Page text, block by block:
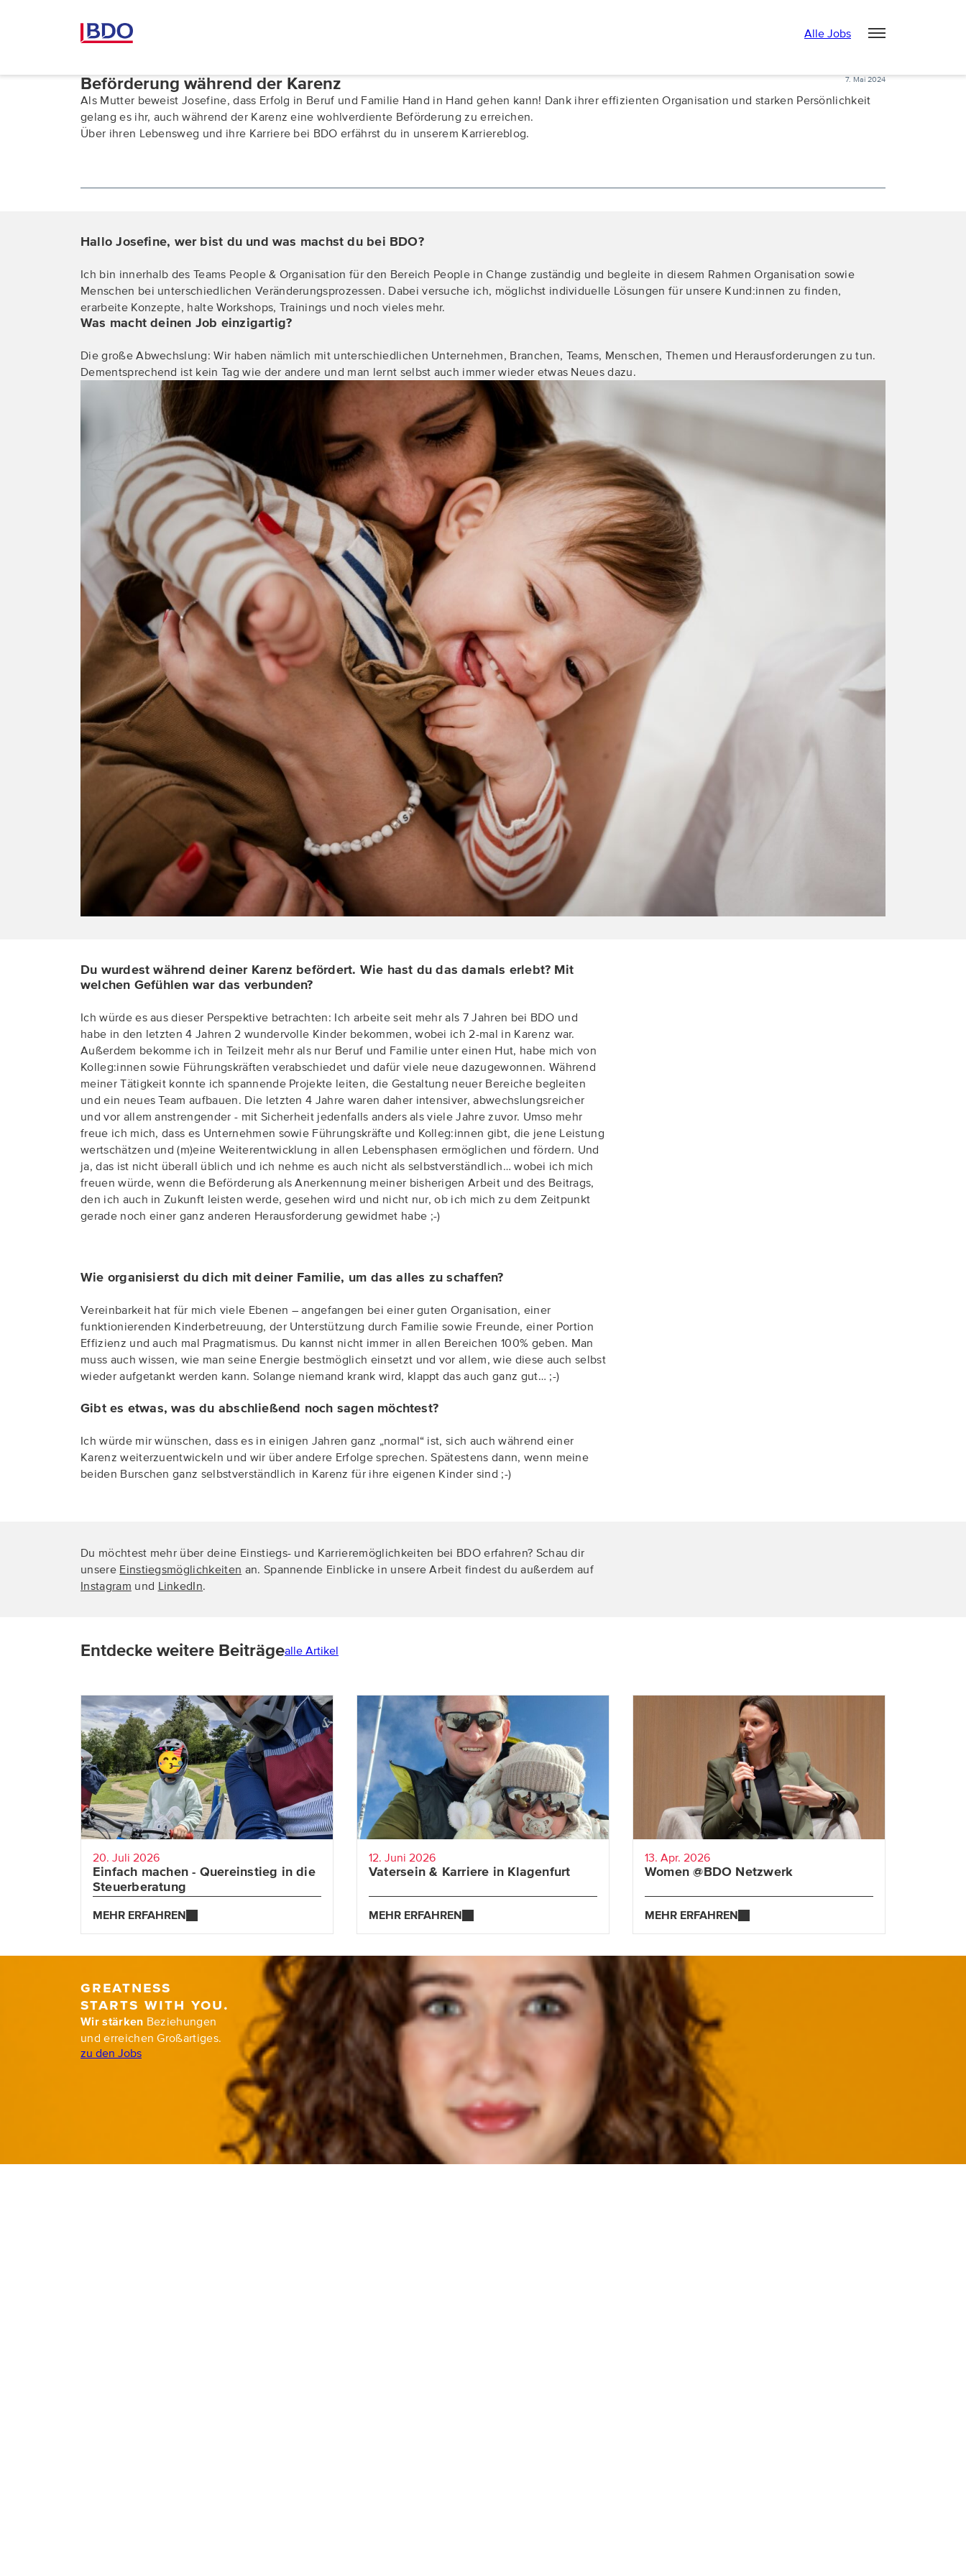
Alle Jobs
Beförderung während der Karenz 7. Mai 2024
Als Mutter beweist Josefine, dass Erfolg in Beruf und Familie Hand in Hand gehen kann! Dank ihrer effizienten Organisation und starken Persönlichkeit
gelang es ihr, auch während der Karenz eine wohlverdiente Beförderung zu erreichen.
Über ihren Lebensweg und ihre Karriere bei BDO erfährst du in unserem Karriereblog.
Hallo Josefine, wer bist du und was machst du bei BDO?
Ich bin innerhalb des Teams People & Organisation für den Bereich People in Change zuständig und begleite in diesem Rahmen Organisation sowie
Menschen bei unterschiedlichen Veränderungsprozessen. Dabei versuche ich, möglichst individuelle Lösungen für unsere Kund:innen zu finden,
erarbeite Konzepte, halte Workshops, Trainings und noch vieles mehr.
Was macht deinen Job einzigartig?
Die große Abwechslung: Wir haben nämlich mit unterschiedlichen Unternehmen, Branchen, Teams, Menschen, Themen und Herausforderungen zu tun.
Dementsprechend ist kein Tag wie der andere und man lernt selbst auch immer wieder etwas Neues dazu.
Du wurdest während deiner Karenz befördert. Wie hast du das damals erlebt? Mit
welchen Gefühlen war das verbunden?
Ich würde es aus dieser Perspektive betrachten: Ich arbeite seit mehr als 7 Jahren bei BDO und
habe in den letzten 4 Jahren 2 wundervolle Kinder bekommen, wobei ich 2-mal in Karenz war.
Außerdem bekomme ich in Teilzeit mehr als nur Beruf und Familie unter einen Hut, habe mich von
Kolleg:innen sowie Führungskräften verabschiedet und dafür viele neue dazugewonnen. Während
meiner Tätigkeit konnte ich spannende Projekte leiten, die Gestaltung neuer Bereiche begleiten
und ein neues Team aufbauen. Die letzten 4 Jahre waren daher intensiver, abwechslungsreicher
und vor allem anstrengender - mit Sicherheit jedenfalls anders als viele Jahre zuvor. Umso mehr
freue ich mich, dass es Unternehmen sowie Führungskräfte und Kolleg:innen gibt, die jene Leistung
wertschätzen und (m)eine Weiterentwicklung in allen Lebensphasen ermöglichen und fördern. Und
ja, das ist nicht überall üblich und ich nehme es auch nicht als selbstverständlich… wobei ich mich
freuen würde, wenn die Beförderung als Anerkennung meiner bisherigen Arbeit und des Beitrags,
den ich auch in Zukunft leisten werde, gesehen wird und nicht nur, ob ich mich zu dem Zeitpunkt
gerade noch einer ganz anderen Herausforderung gewidmet habe ;-)
Wie organisierst du dich mit deiner Familie, um das alles zu schaffen?
Vereinbarkeit hat für mich viele Ebenen – angefangen bei einer guten Organisation, einer
funktionierenden Kinderbetreuung, der Unterstützung durch Familie sowie Freunde, einer Portion
Effizienz und auch mal Pragmatismus. Du kannst nicht immer in allen Bereichen 100% geben. Man
muss auch wissen, wie man seine Energie bestmöglich einsetzt und vor allem, wie diese auch selbst
wieder aufgetankt werden kann. Solange niemand krank wird, klappt das auch ganz gut… ;-)
Gibt es etwas, was du abschließend noch sagen möchtest?
Ich würde mir wünschen, dass es in einigen Jahren ganz „normal“ ist, sich auch während einer
Karenz weiterzuentwickeln und wir über andere Erfolge sprechen. Spätestens dann, wenn meine
beiden Burschen ganz selbstverständlich in Karenz für ihre eigenen Kinder sind ;-)
Du möchtest mehr über deine Einstiegs- und Karrieremöglichkeiten bei BDO erfahren? Schau dir
unsere Einstiegsmöglichkeiten an. Spannende Einblicke in unsere Arbeit findest du außerdem auf
Instagram und LinkedIn.
Entdecke weitere Beiträgealle Artikel
20. Juli 2026
Einfach machen - Quereinstieg in die
Steuerberatung
MEHR ERFAHREN
Von der Rechtsanwaltskanzlei bis hin zum
Manager eines Teams im Bereich
Finanzstraf- und Verfahrensrecht bei BDO:
Bernhard ist seinen ganz eigenen Weg
gegangen. Er zeigt damit, wie vielfältig die
beruflichen Möglichkeiten mit
einem Wirtschafts- oder Jusstudium sind -
von der klassischen Karriere als
in diesen Bereich.
12. Juni 2026
Vatersein & Karriere in Klagenfurt
MEHR ERFAHREN
Zwischen Steuerdschungel, Standortaufbau
und Kinder-ins-Bett-Bringen: Franz-Stefan
zeigt, wie moderne Arbeitszeitmodelle,
Vertrauen sowie ein starkes Team es
möglich machen, Karriere und Papa-Sein
miteinander zu verbinden.
13. Apr. 2026
Women @BDO Netzwerk
MEHR ERFAHREN
Stefanie aus dem Bereich Learning &
Development erzählt, wie aus einer Idee
ein starkes Frauennetzwerk mit
regelmäßigen Events geworden ist.
Ob Empowerment, Selbstfürsorge oder der
weibliche Zyklus – mit Women @BDO ist
ein Netzwerk für alle BDO Mitarbeiterinnen
entstanden. Es sorgt für Austausch,
Greatness
starts with you.
Wir stärken Beziehungen
und erreichen Großartiges.
zu den Jobs